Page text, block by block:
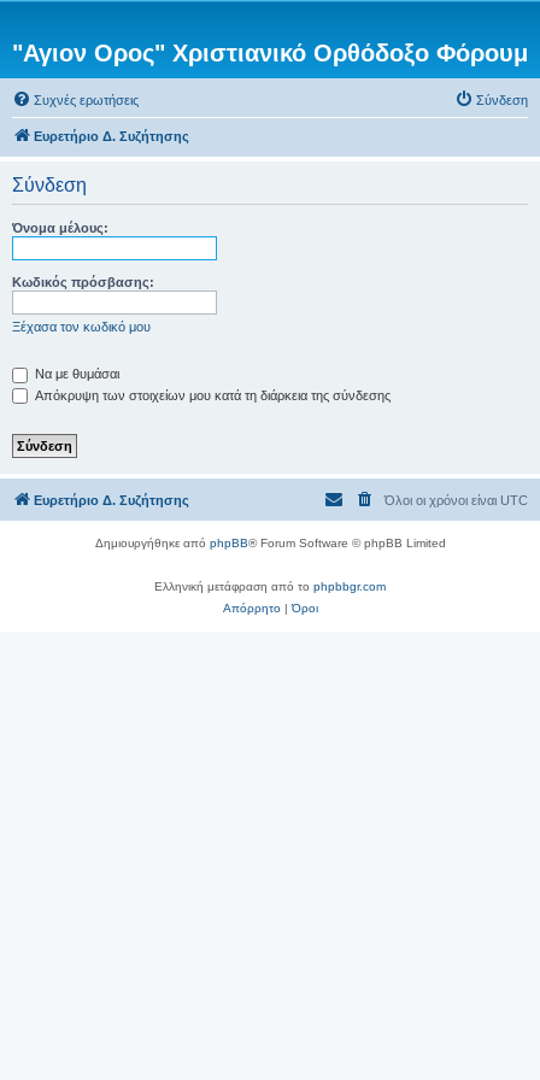
"Αγιον Ορος" Χριστιανικό Ορθόδοξο Φόρουμ
Συχνές ερωτήσεις Σύνδεση
Ευρετήριο Δ. Συζήτησης
Σύνδεση
Όνομα μέλους:
Κωδικός πρόσβασης:
Ξέχασα τον κωδικό μου
Να με θυμάσαι
Απόκρυψη των στοιχείων μου κατά τη διάρκεια της σύνδεσης
Ευρετήριο Δ. Συζήτησης Όλοι οι χρόνοι είναι UTC
Δημιουργήθηκε από phpBB® Forum Software © phpBB Limited
Ελληνική μετάφραση από το phpbbgr.com
Απόρρητο|Όροι